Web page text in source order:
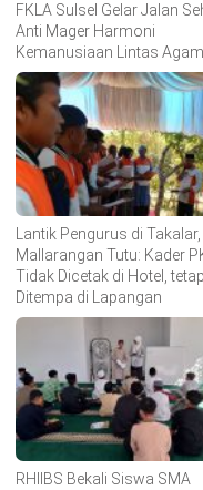
FKLA Sulsel Gelar Jalan
Anti Mager Harmoni
Kemanusiaan Lintas
Lantik Pengurus di Takalar,
Mallarangan Tutu: Kader
Tidak Dicetak di Hotel,
Ditempa di Lapangan
RHIIBS Bekali Siswa SMA